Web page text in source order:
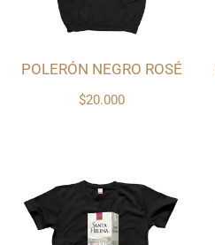
$20.000
POLERÓN NEGRO ROSÉ